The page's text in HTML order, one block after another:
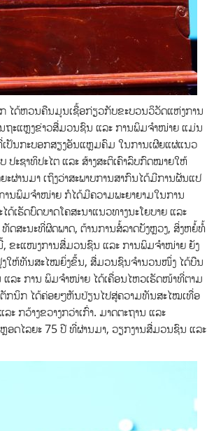
ໄດ້ຫວນຄືນມູນເຊື້ອກ່ຽວກັບຂະບວນວິວັດແຫ່ງການ
ຖະແຫຼງຂ່າວສື່ມວນຊົນ ແລະ ການພິມຈຳໜ່າຍ ແມ່ນ
ເປັນກະບອກສຽງອັນແຫຼມຄົມ ໃນການເຜີຍແຜ່ແນວ
ະຊາທິປະໄຕ ແລະ ສ້າງສະຕິເຄົາລົບກົດໝາຍໃຫ້
ຜ່ານມາ ເຖິງວ່າສະພາບການສາກົນໄດ້ມີການຜັນແປ
ານພິມຈຳໜ່າຍ ກໍໄດ້ມີຄວາມພະຍາຍາມໃນການ
ເຮັດບົດບາດໂຄສະນາແນວທາງນະໂຍບາຍ ແລະ
ສະນະທີ່ຜິດພາດ, ຕ້ານການສໍ້ລາດບັງຫຼວງ, ສິ່ງຫຍໍ້ທໍ້
, ຂະແໜງການສື່ມວນຊົນ ແລະ ການພິມຈຳໜ່າຍ ຍັງ
ງໃຫ້ທັນສະໄໝຍິ່ງຂຶ້ນ, ສື່ມວນຊົນຈໍານວນໜຶ່ງ ໄດ້ບືນ
ລະ ການ ພິມຈຳໜ່າຍ ໄດ້ເຄື່ອນໄຫວເຮັດໜ້າທີ່ຕາມ
ກນິກ ໄດ້ຄ່ອຍໆຫັນປ່ຽນໄປສູ່ຄວາມທັນສະໄໝເທື່ອ
ກວ້າງຂວາງກວ່າເກົ່າ. ມາດຕະຖານ ແລະ
ດໄລຍະ 75 ປີ ທີ່ຜ່ານມາ, ວຽກງານສື່ມວນຊົນ ແລະ